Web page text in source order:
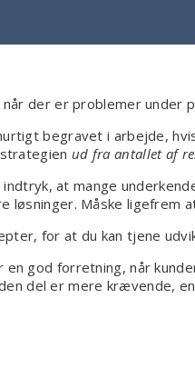
der er problemer under
begravet i arbejde,
ud fra antallet af
at mange
Måske ligefrem
for at du kan tjene
god forretning, når
del er mere krævende,